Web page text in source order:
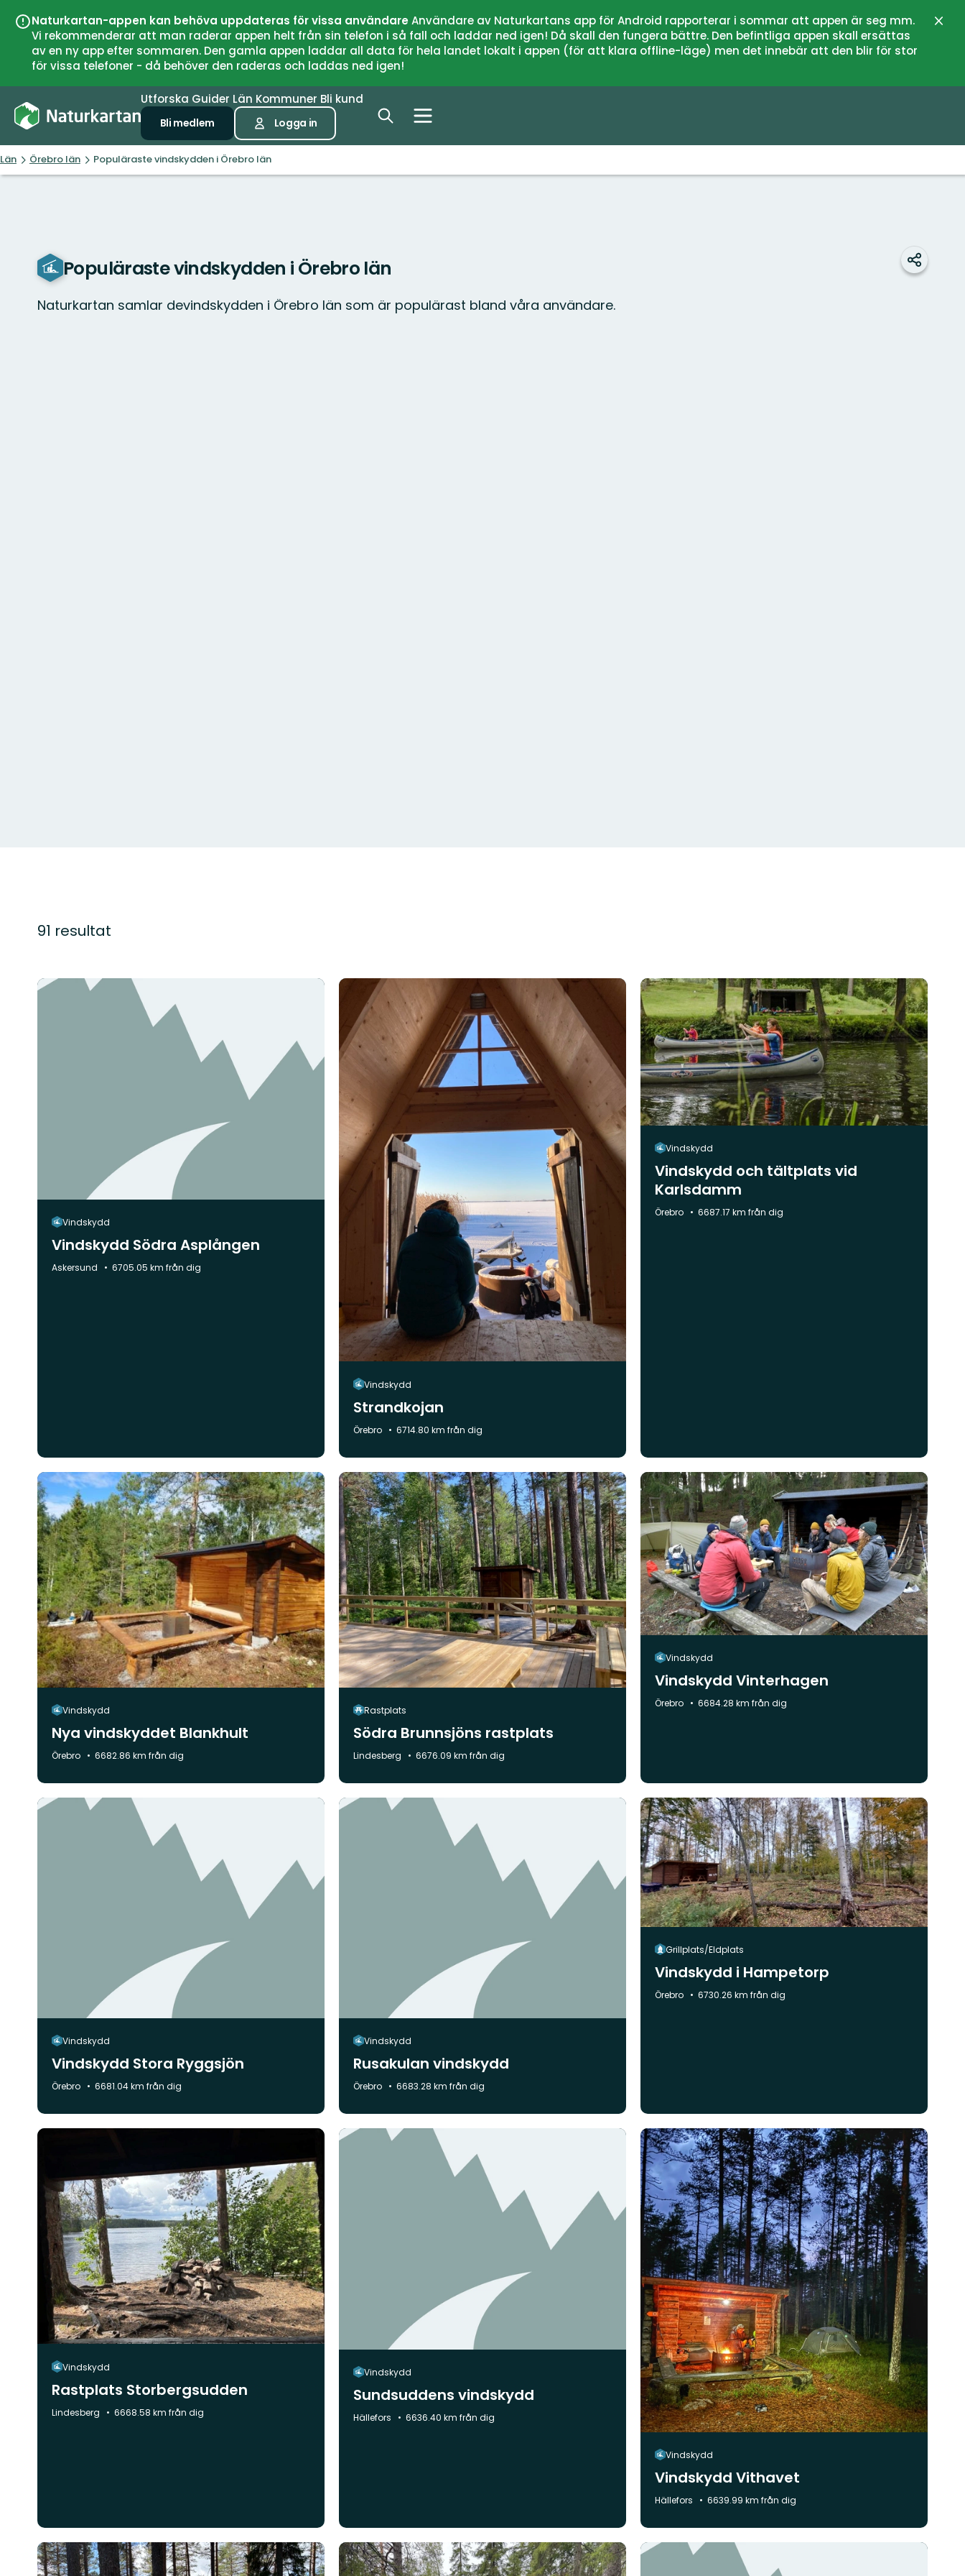
Naturkartan-appen kan behöva uppdateras för vissa användareAnvändare av Naturkartans app för Android rapporterar i sommar att appen är seg mm.
Vi rekommenderar att man raderar appen helt från sin telefon i så fall och laddar ned igen! Då skall den fungera bättre. Den befintliga appen skall ersättas
av en ny app efter sommaren. Den gamla appen laddar all data för hela landet lokalt i appen (för att klara offline-läge) men det innebär att den blir för stor
för vissa telefoner - då behöver den raderas och laddas ned igen!
Utforska Guider Län Kommuner Bli kund
Bli medlem Logga in
Län Örebro län Populäraste vindskydden i Örebro län
Populäraste vindskydden i Örebro län
Naturkartan samlar devindskydden i Örebro län som är populärast bland våra användare.
Dela
91 resultat
Vindskydd
Vindskydd Södra Asplången
Kommun:
Askersund 6705.05 km från dig
Vindskydd
Strandkojan
Kommun:
Örebro 6714.80 km från dig
Vindskydd
Vindskydd och tältplats vid
Karlsdamm
Kommun:
Örebro 6687.17 km från dig
Vindskydd
Nya vindskyddet Blankhult
Kommun:
Örebro 6682.86 km från dig
Rastplats
Södra Brunnsjöns rastplats
Kommun:
Lindesberg 6676.09 km från dig
Vindskydd
Vindskydd Vinterhagen
Kommun:
Örebro 6684.28 km från dig
Vindskydd
Vindskydd Stora Ryggsjön
Kommun:
Örebro 6681.04 km från dig
Vindskydd
Rusakulan vindskydd
Kommun:
Örebro 6683.28 km från dig
Grillplats/Eldplats
Vindskydd i Hampetorp
Kommun:
Örebro 6730.26 km från dig
Vindskydd
Rastplats Storbergsudden
Kommun:
Lindesberg 6668.58 km från dig
Vindskydd
Sundsuddens vindskydd
Kommun:
Hällefors 6636.40 km från dig
Vindskydd
Vindskydd Vithavet
Kommun:
Hällefors 6639.99 km från dig